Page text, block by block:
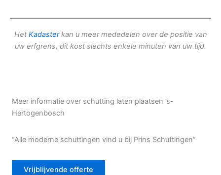
Het Kadasterkan u meer mededelen over de positie van
uw erfgrens, dit kost slechts enkele minuten van uw tijd.
Meer informatie over schutting laten plaatsen ’s-
Hertogenbosch
“Alle moderne schuttingen vind u bij Prins Schuttingen”
Vrijblijvende offerte